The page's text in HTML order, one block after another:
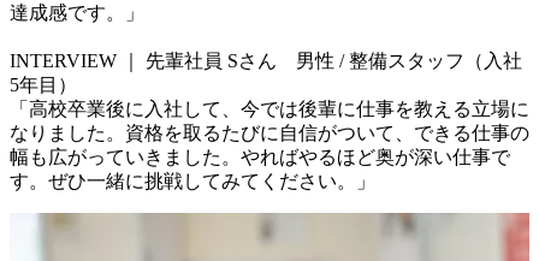
達成感です。」
INTERVIEW ｜ 先輩社員 Sさん　男性 / 整備スタッフ（入社
5年目）
「高校卒業後に入社して、今では後輩に仕事を教える立場に
なりました。資格を取るたびに自信がついて、できる仕事の
幅も広がっていきました。やればやるほど奥が深い仕事で
す。ぜひ一緒に挑戦してみてください。」